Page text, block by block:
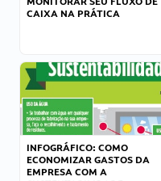
CAIXA NA PRÁTICA
INFOGRÁFICO: COMO
ECONOMIZAR GASTOS DA
EMPRESA COM A